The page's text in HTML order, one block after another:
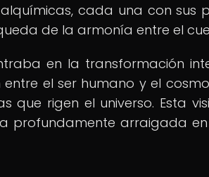
cada una con sus
de la armonía entre el
en la transformación
el ser humano y el
que rigen el universo. Esta
profundamente arraigada